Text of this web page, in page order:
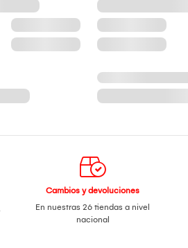
Cambios y devoluciones
En nuestras 26 tiendas a nivel
nacional